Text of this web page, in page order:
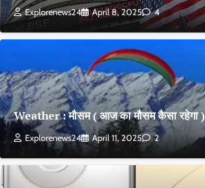
Explorenews24 April 8, 2025 4
Weather : मौसम ( आज का मौसम कैसा रहेगा )
Explorenews24 April 11, 2025 2